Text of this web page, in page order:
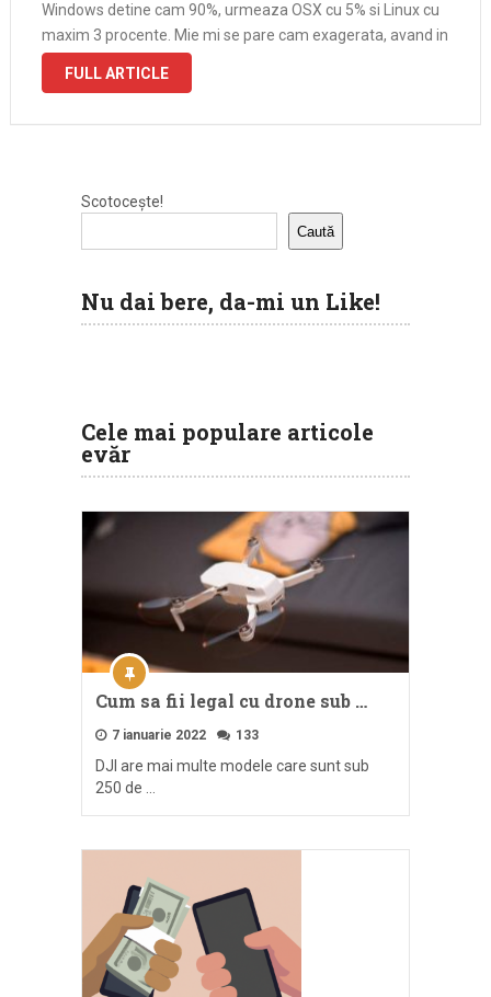
Windows detine cam 90%, urmeaza OSX cu 5% si Linux cu
maxim 3 procente. Mie mi se pare cam exagerata, avand in
vedere ca The …
FULL ARTICLE
Scotocește!
Caută
Nu dai bere, da-mi un Like!
Cele mai populare articole
evăr
Cum sa fii legal cu drone sub …
7 ianuarie 2022 133
DJI are mai multe modele care sunt sub
250 de …